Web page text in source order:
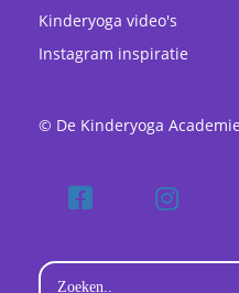
Kinderyoga video's
Instagram inspiratie
© De Kinderyoga